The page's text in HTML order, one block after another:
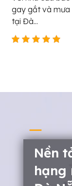
gay gắt và mưa
tại Đà...
Nền
hạng